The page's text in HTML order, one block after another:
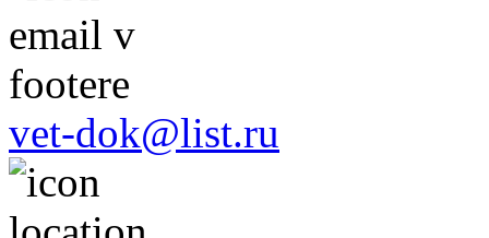
vet-dok@list.ru